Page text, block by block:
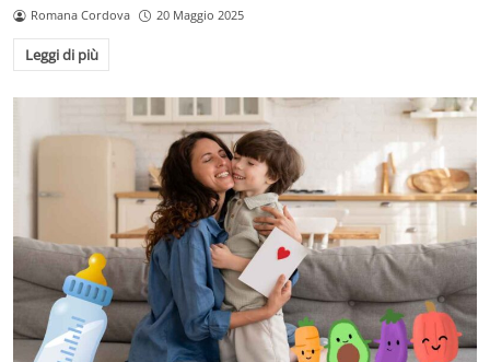
Romana Cordova 20 Maggio 2025
Leggi di più